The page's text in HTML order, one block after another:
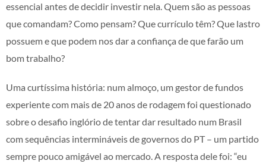
essencial antes de decidir investir nela. Quem são as pessoas
que comandam? Como pensam? Que currículo têm? Que lastro
possuem e que podem nos dar a confiança de que farão um
bom trabalho?
Uma curtíssima história: num almoço, um gestor de fundos
experiente com mais de 20 anos de rodagem foi questionado
sobre o desafio inglório de tentar dar resultado num Brasil
com sequências intermináveis de governos do PT – um partido
sempre pouco amigável ao mercado. A resposta dele foi: “eu